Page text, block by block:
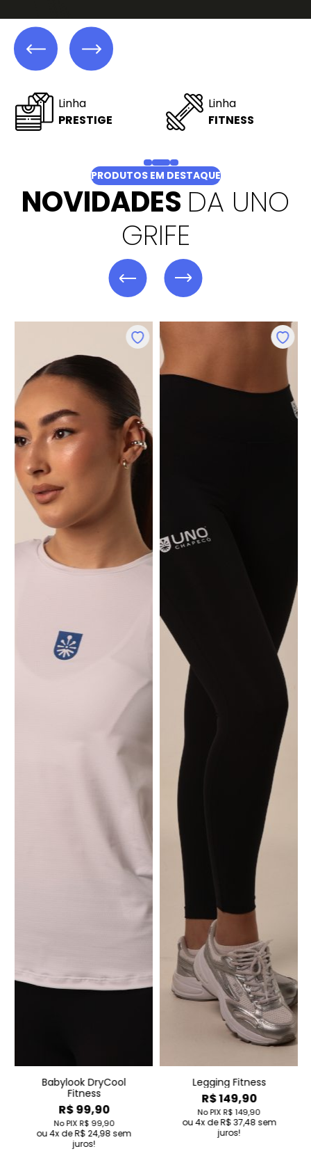
Nossas
OFERTAS
Nossos
LIVROS
PRODUTOS EM DESTAQUE
NOVIDADES DA UNO
GRIFE
Legging Fitness
R$ 149,90
4 deR$ 37,48
juros!
No PIXR$ 149,90
Babylook Campus
R$ 62,90
4 deR$ 15,72sem juros!
No PIXR$ 62,90